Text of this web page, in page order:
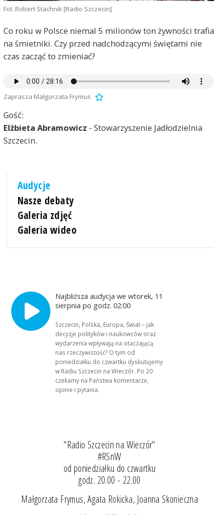
Fot. Robert Stachnik [Radio Szczecin]
Co roku w Polsce niemal 5 milionów ton żywności trafia
na śmietniki. Czy przed nadchodzącymi świętami nie
czas zacząć to zmieniać?
Zaprasza Małgorzata Frymus
Gość:
Elżbieta Abramowicz - Stowarzyszenie Jadłodzielnia
Szczecin.
Audycje
Nasze debaty
Galeria zdjęć
Galeria wideo
Najbliższa audycja we wtorek, 11
sierpnia po godz. 02:00
Szczecin, Polska, Europa, Świat – jak
decyzje polityków i naukowców oraz
wydarzenia wpływają na otaczającą
nas rzeczywistość? O tym od
poniedziałku do czwartku dyskutujemy
w Radiu Szczecin na Wieczór. Po 20
czekamy na Państwa komentarze,
opinie i pytania.
"Radio Szczecin na Wieczór"
#RSnW
od poniedziałku do czwartku
godz. 20.00 - 22.00
Małgorzata Frymus, Agata Rokicka, Joanna Skonieczna